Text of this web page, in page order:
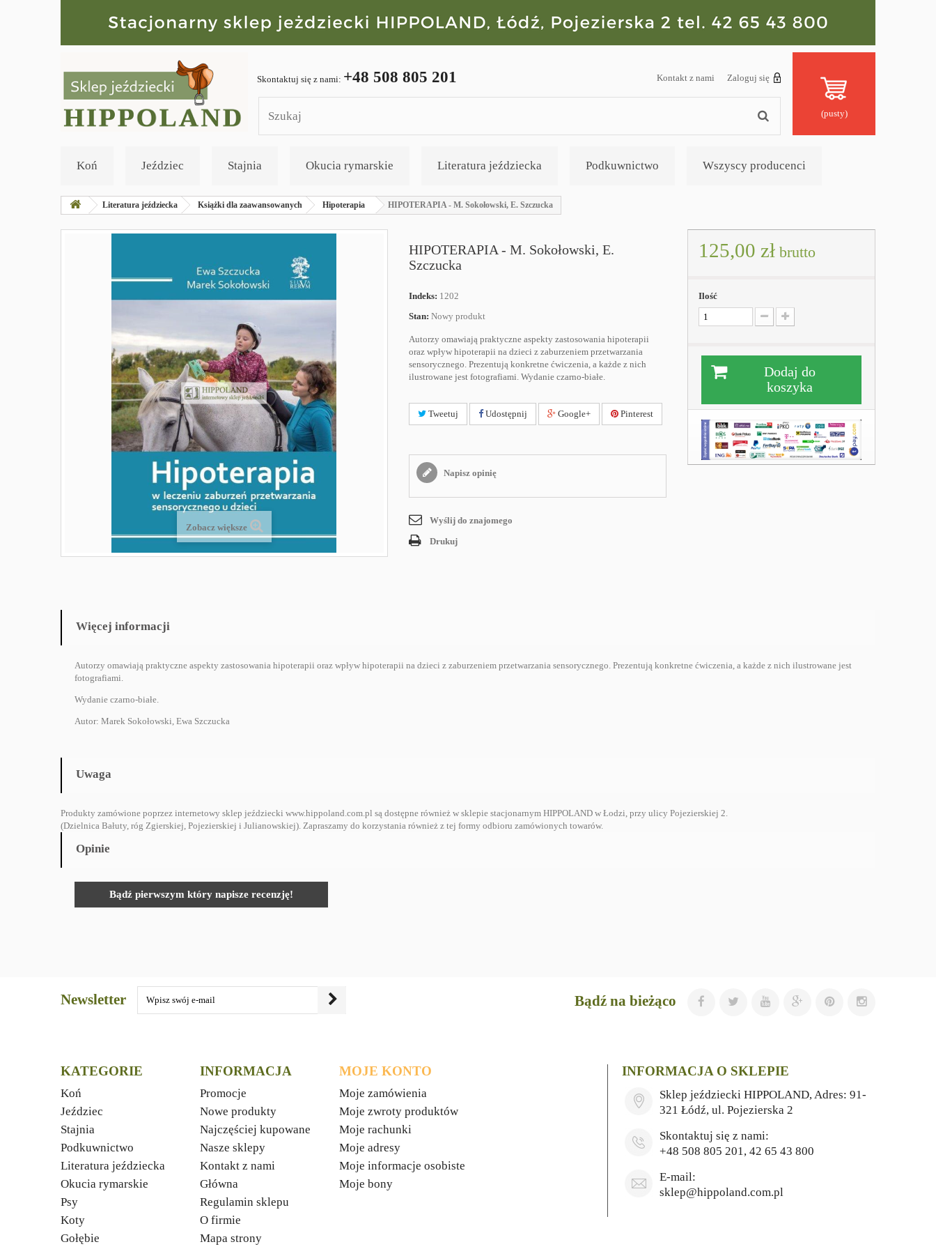
Zaloguj się
Kontakt z nami
Skontaktuj się z nami: +48 508 805 201
(pusty)
Koń Jeździec Stajnia Okucia rymarskie Literatura jeździecka Podkuwnictwo Wszyscy producenci
Literatura jeździecka Książki dla zaawansowanych Hipoterapia HIPOTERAPIA - M. Sokołowski, E. Szczucka
Zobacz większe
HIPOTERAPIA - M. Sokołowski, E.
Szczucka
Indeks: 1202
Stan: Nowy produkt
Autorzy omawiają praktyczne aspekty zastosowania hipoterapii
oraz wpływ hipoterapii na dzieci z zaburzeniem przetwarzania
sensorycznego. Prezentują konkretne ćwiczenia, a każde z nich
ilustrowane jest fotografiami. Wydanie czarno-białe.
Tweetuj Udostępnij Google+ Pinterest
Napisz opinię
Wyślij do znajomego
Drukuj
125,00 złbrutto
Ilość
Dodaj do
koszyka
Więcej informacji
Autorzy omawiają praktyczne aspekty zastosowania hipoterapii oraz wpływ hipoterapii na dzieci z zaburzeniem przetwarzania sensorycznego. Prezentują konkretne ćwiczenia, a każde z nich ilustrowane jest
fotografiami.
Wydanie czarno-białe.
Autor: Marek Sokołowski, Ewa Szczucka
Uwaga
Produkty zamówione poprzez internetowy sklep jeździecki www.hippoland.com.pl są dostępne również w sklepie stacjonarnym HIPPOLAND w Łodzi, przy ulicy Pojezierskiej 2.
(Dzielnica Bałuty, róg Zgierskiej, Pojezierskiej i Julianowskiej). Zapraszamy do korzystania również z tej formy odbioru zamówionych towarów.
Opinie
Bądź pierwszym który napisze recenzję!
Newsletter Bądź na bieżąco
KATEGORIE
Koń
Jeździec
Stajnia
Podkuwnictwo
Literatura jeździecka
Okucia rymarskie
Psy
Koty
Gołębie
INFORMACJA
Promocje
Nowe produkty
Najczęściej kupowane
Nasze sklepy
Kontakt z nami
Główna
Regulamin sklepu
O firmie
Mapa strony
MOJE KONTO
Moje zamówienia
Moje zwroty produktów
Moje rachunki
Moje adresy
Moje informacje osobiste
Moje bony
INFORMACJA O SKLEPIE
Sklep jeździecki HIPPOLAND, Adres: 91-
321 Łódź, ul. Pojezierska 2
Skontaktuj się z nami:
+48 508 805 201, 42 65 43 800
E-mail:
sklep@hippoland.com.pl